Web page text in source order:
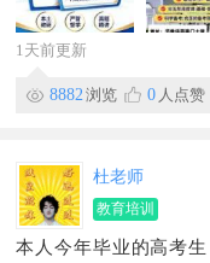
1天前更新
8882浏览 0 人点赞
杜老师
教育培训
本人今年毕业的高考